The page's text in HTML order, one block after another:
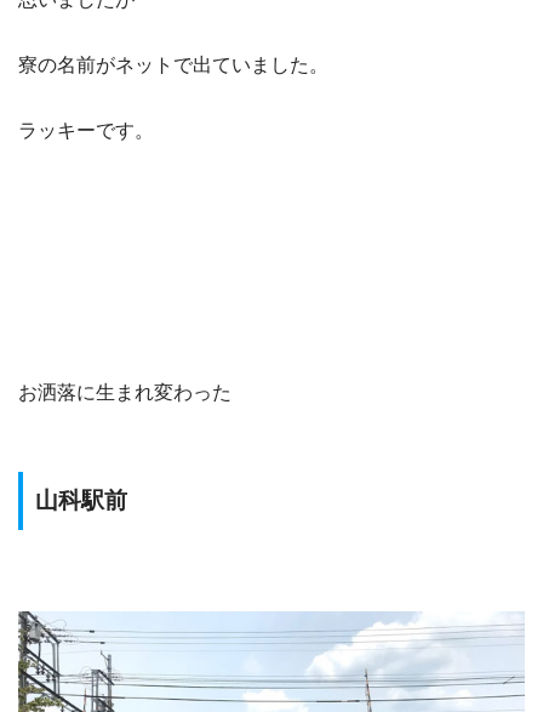
寮の名前がネットで出ていました。
ラッキーです。
お洒落に生まれ変わった
山科駅前